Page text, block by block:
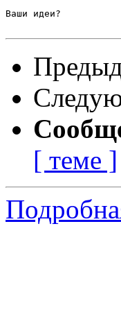
Ваши идеи?
[ теме ]